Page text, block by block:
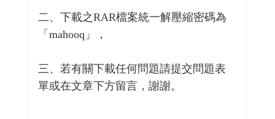
二、下載之RAR檔案統一解壓縮密碼為
「mahooq」，
三、若有關下載任何問題請提交問題表
單或在文章下方留言，謝謝。